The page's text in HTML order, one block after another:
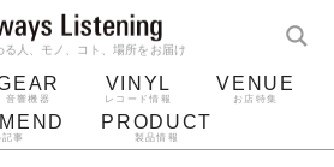
る人、モノ、コト、場所をお届け
音響機器
VINYL
レコード情報
VENUE
お店特集
事
PRODUCT
製品情報